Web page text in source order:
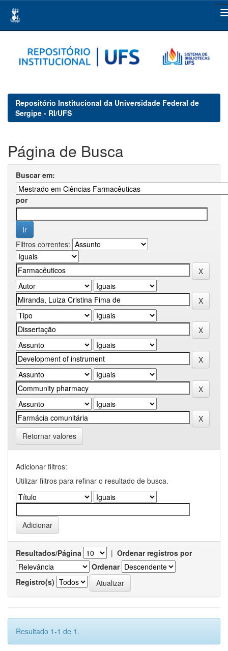
navigation
Repositório Institucional da Universidade Federal de
Sergipe - RI/UFS
Página de Busca
Buscar em:
por
Filtros correntes:
Retornar valores
Adicionar filtros:
Utilizar filtros para refinar o resultado de busca.
Resultados/Página | Ordenar registros por
Ordenar
Registro(s)
Resultado 1-1 de 1.